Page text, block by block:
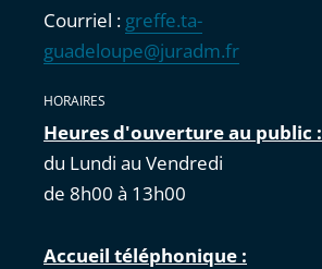
Courriel : greffe.ta-
guadeloupe@juradm.fr
HORAIRES
Heures d'ouverture au public :
du Lundi au Vendredi
de 8h00 à 13h00
Accueil téléphonique :